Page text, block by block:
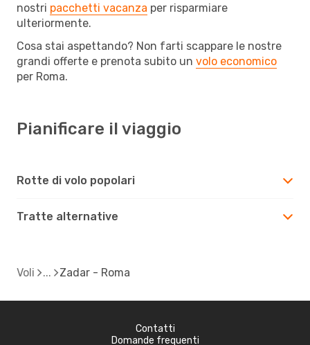
nostri pacchetti vacanza per risparmiare
ulteriormente.
Cosa stai aspettando? Non farti scappare le nostre
grandi offerte e prenota subito un volo economico
per Roma.
Pianificare il viaggio
Rotte di volo popolari
Tratte alternative
Voli Zadar - Roma
Contatti
Domande frequenti